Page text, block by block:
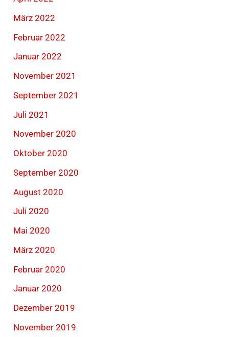
März 2022
Februar 2022
Januar 2022
November 2021
September 2021
Juli 2021
November 2020
Oktober 2020
September 2020
August 2020
Juli 2020
Mai 2020
März 2020
Februar 2020
Januar 2020
Dezember 2019
November 2019